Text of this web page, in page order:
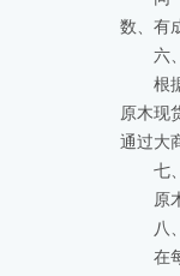
数、有
六
根
原木现
通过大
七
原
八
在